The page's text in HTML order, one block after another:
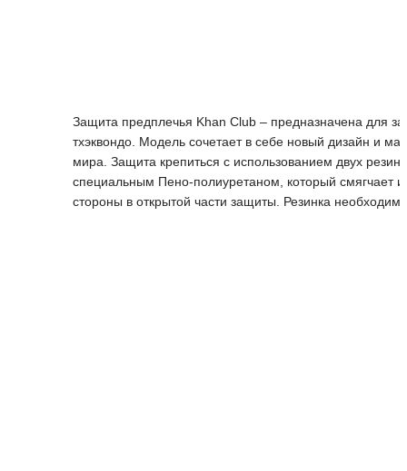
Защита предплечья Khan Club – предназначена для
тхэквондо. Модель сочетает в себе новый дизайн и
мира. Защита крепиться с использованием двух
специальным Пено-полиуретаном, который смягчает
стороны в открытой части защиты. Резинка